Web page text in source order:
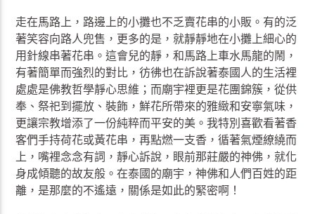
走在馬路上，路邊上的小攤也不乏賣花串的小販。有的泛
著笑容向路人兜售，更多的是，就靜靜地在小攤上細心的
用針線串著花串。這會兒的靜，和馬路上車水馬龍的鬧，
有著簡單而強烈的對比，彷彿也在訴說著泰國人的生活裡
處處是佛教哲學靜心思維；而廟宇裡更是花團錦簇，從供
奉、祭祀到擺放、裝飾，鮮花所帶來的雅緻和安寧氣味，
更讓宗教增添了一份純粹而平安的美。我特別喜歡看著香
客們手持荷花或黃花串，再點燃一支香，循著氣煙繚繞而
上，嘴裡念念有詞，靜心訴說，眼前那莊嚴的神佛，就化
身成傾聽的故友般。在泰國的廟宇，神佛和人們百姓的距
離，是那麼的不遙遠，關係是如此的緊密啊！